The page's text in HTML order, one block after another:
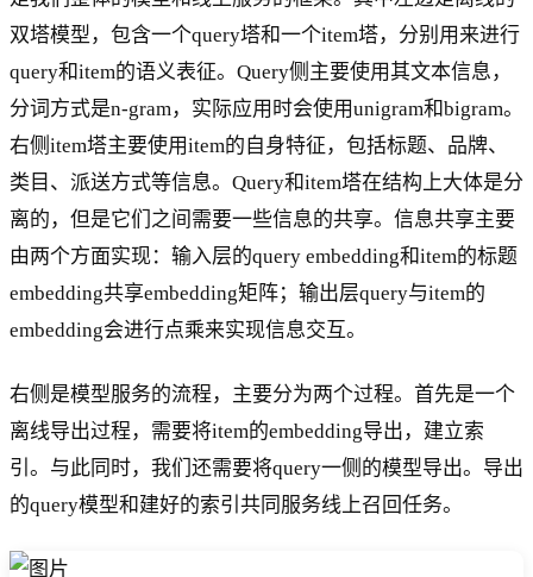
双塔模型，包含一个query塔和一个item塔，分别用来进行
query和item的语义表征。Query侧主要使用其文本信息，
分词方式是n-gram，实际应用时会使用unigram和bigram。
右侧item塔主要使用item的自身特征，包括标题、品牌、
类目、派送方式等信息。Query和item塔在结构上大体是分
离的，但是它们之间需要一些信息的共享。信息共享主要
由两个方面实现：输入层的query embedding和item的标题
embedding共享embedding矩阵；输出层query与item的
embedding会进行点乘来实现信息交互。
右侧是模型服务的流程，主要分为两个过程。首先是一个
离线导出过程，需要将item的embedding导出，建立索
引。与此同时，我们还需要将query一侧的模型导出。导出
的query模型和建好的索引共同服务线上召回任务。